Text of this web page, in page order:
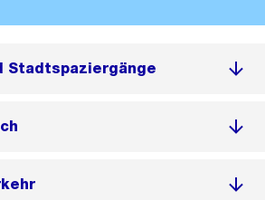
Stadtspaziergänge